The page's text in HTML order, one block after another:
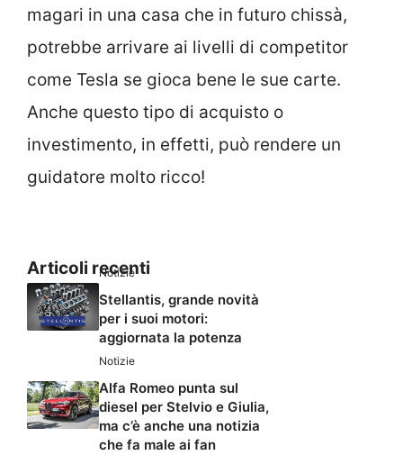
magari in una casa che in futuro chissà,
potrebbe arrivare ai livelli di competitor
come Tesla se gioca bene le sue carte.
Anche questo tipo di acquisto o
investimento, in effetti, può rendere un
guidatore molto ricco!
Articoli recenti
Notizie
Stellantis, grande novità
per i suoi motori:
aggiornata la potenza
Notizie
Alfa Romeo punta sul
diesel per Stelvio e Giulia,
ma c’è anche una notizia
che fa male ai fan